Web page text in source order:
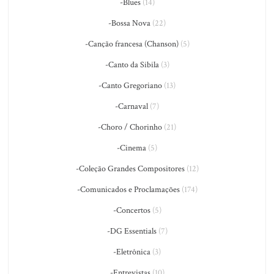
-Blues(14)
-Bossa Nova (22)
-Canção francesa (Chanson)(5)
-Canto da Sibila(3)
-Canto Gregoriano (13)
-Carnaval (7)
-Choro / Chorinho (21)
-Cinema (5)
-Coleção Grandes Compositores(12)
-Comunicados e Proclamações(174)
-Concertos(5)
-DG Essentials(7)
-Eletrônica (3)